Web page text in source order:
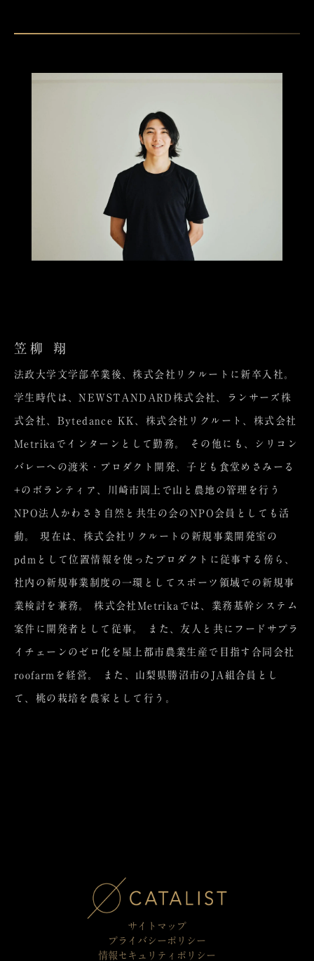
笠柳 翔
法政大学文学部卒業後、株式会社リクルートに新卒入社。
学生時代は、NEWSTANDARD株式会社、ランサーズ株
式会社、Bytedance KK、株式会社リクルート、株式会社
Metrikaでインターンとして勤務。 その他にも、シリコン
バレーへの渡米・プロダクト開発、子ども食堂めさみーる
+のボランティア、川崎市岡上で山と農地の管理を行う
NPO法人かわさき自然と共生の会のNPO会員としても活
動。 現在は、株式会社リクルートの新規事業開発室の
pdmとして位置情報を使ったプロダクトに従事する傍ら、
社内の新規事業制度の一環としてスポーツ領域での新規事
業検討を兼務。 株式会社Metrikaでは、業務基幹システム
案件に開発者として従事。 また、友人と共にフードサプラ
イチェーンのゼロ化を屋上都市農業生産で目指す合同会社
roofarmを経営。 また、山梨県勝沼市のJA組合員とし
て、桃の栽培を農家として行う。
サイトマップ
プライバシーポリシー
情報セキュリティポリシー